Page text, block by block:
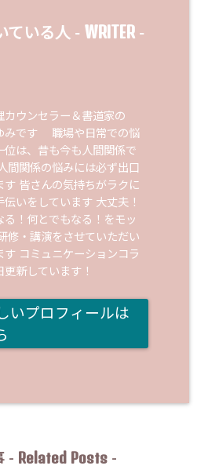
ている人 - WRITER-
カウンセラー＆書道家の
みです 職場や日常での悩
位は、昔も今も人間関係で
間関係の悩みには必ず出口
す 皆さんの気持ちがラクに
伝いをしています 大丈夫！
る！何とでもなる！をモッ
修・講演をさせていただい
す コミュニケーションコラ
更新しています！
いプロフィールは
- Related Posts-